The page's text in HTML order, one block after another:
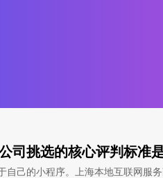
司挑选的核心评判标准
自己的小程序。上海本地互联网服